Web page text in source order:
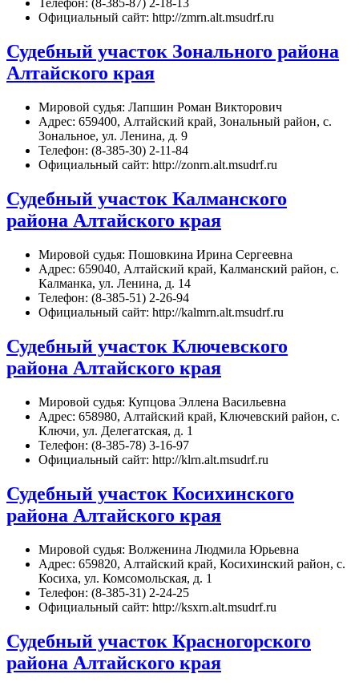
Телефон: (8-385-87) 2-18-13
Официальный сайт: http://zmrn.alt.msudrf.ru
Судебный участок Зонального района
Алтайского края
Мировой судья: Лапшин Роман Викторович
Адрес: 659400, Алтайский край, Зональный район, с.
Зональное, ул. Ленина, д. 9
Телефон: (8-385-30) 2-11-84
Официальный сайт: http://zonrn.alt.msudrf.ru
Судебный участок Калманского
района Алтайского края
Мировой судья: Пошовкина Ирина Сергеевна
Адрес: 659040, Алтайский край, Калманский район, с.
Калманка, ул. Ленина, д. 14
Телефон: (8-385-51) 2-26-94
Официальный сайт: http://kalmrn.alt.msudrf.ru
Судебный участок Ключевского
района Алтайского края
Мировой судья: Купцова Эллена Васильевна
Адрес: 658980, Алтайский край, Ключевский район, с.
Ключи, ул. Делегатская, д. 1
Телефон: (8-385-78) 3-16-97
Официальный сайт: http://klrn.alt.msudrf.ru
Судебный участок Косихинского
района Алтайского края
Мировой судья: Волженина Людмила Юрьевна
Адрес: 659820, Алтайский край, Косихинский район, с.
Косиха, ул. Комсомольская, д. 1
Телефон: (8-385-31) 2-24-25
Официальный сайт: http://ksxrn.alt.msudrf.ru
Судебный участок Красногорского
района Алтайского края